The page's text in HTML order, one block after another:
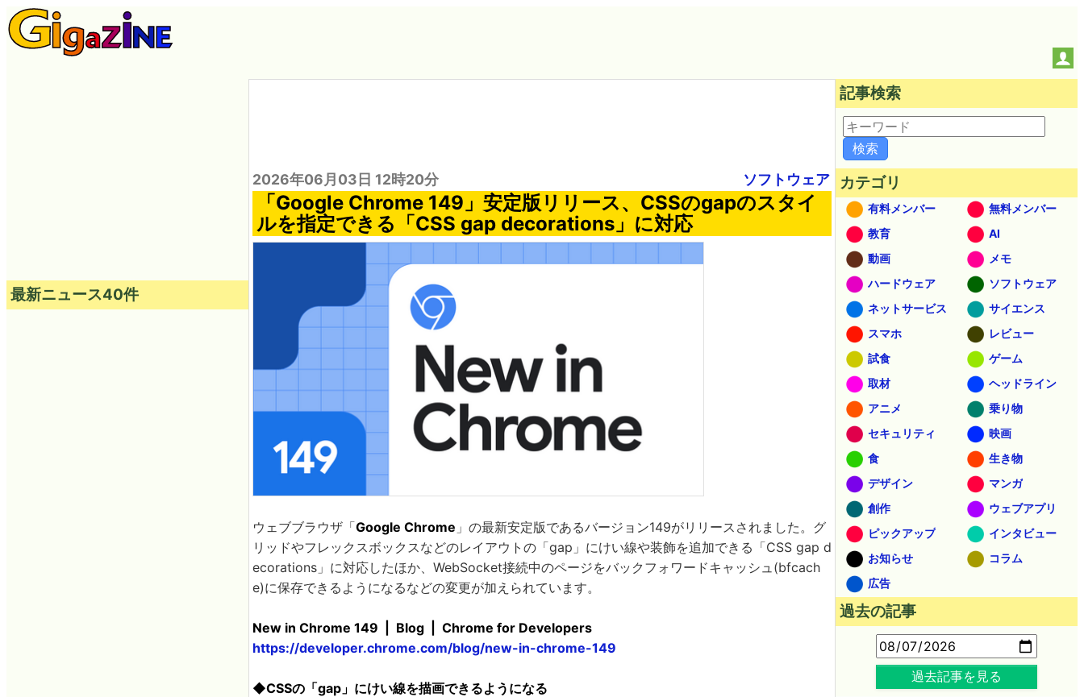
2026年06月03日 12時20分 ソフトウェア
「Google Chrome 149」安定版リリース、CSSのgapのスタイ
ルを指定できる「CSS gap decorations」に対応
ウェブブラウザ「Google Chrome 」の最新安定版であるバージョン149がリリースされました。グ
リッドやフレックスボックスなどのレイアウトの「gap」にけい線や装飾を追加できる「CSS gap d
ecorations」に対応したほか、WebSocket接続中のページをバックフォワードキャッシュ(bfcach
e)に保存できるようになるなどの変更が加えられています。
New in Chrome 149 | Blog | Chrome for Developers
https://developer.chrome.com/blog/new-in-chrome-149
◆CSSの「gap」にけい線を描画できるようになる
最新ニュース40件
記事検索
カテゴリ
有料メンバー
無料メンバー
教育
AI
動画
メモ
ハードウェア
ソフトウェア
ネットサービス
サイエンス
スマホ
レビュー
試食
ゲーム
取材
ヘッドライン
アニメ
乗り物
セキュリティ
映画
食
生き物
デザイン
マンガ
創作
ウェブアプリ
ピックアップ
インタビュー
お知らせ
コラム
広告
過去の記事
過去記事を見る